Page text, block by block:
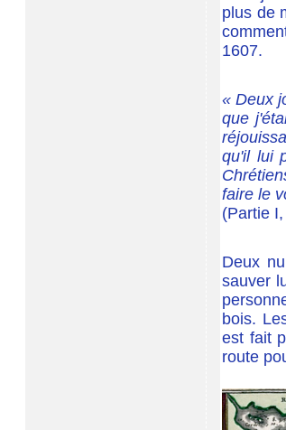
plus de
1607.
« Deux
que
qu'il lui
faire le
(Partie
Deux
sauver
bois.
est fait
route